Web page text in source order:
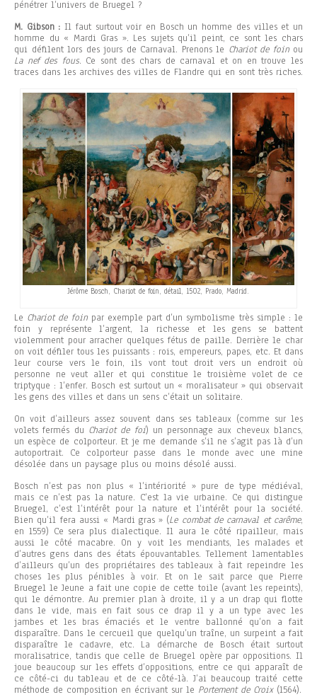
pénétrer l’univers de Bruegel ?
M. Gibson : Il faut surtout voir en Bosch un homme des villes et un
homme du « Mardi Gras ». Les sujets qu’il peint, ce sont les chars
qui défilent lors des jours de Carnaval. Prenons le Chariot de foinou
La nef des fous. Ce sont des chars de carnaval et on en trouve les
traces dans les archives des villes de Flandre qui en sont très riches.
Jérôme Bosch, Chariot de foin, détail, 1502, Prado, Madrid.
Le Chariot de foinpar exemple part d’un symbolisme très simple : le
foin y représente l’argent, la richesse et les gens se battent
violemment pour arracher quelques fétus de paille. Derrière le char
on voit défiler tous les puissants : rois, empereurs, papes, etc. Et dans
leur course vers le foin, ils vont tout droit vers un endroit où
personne ne veut aller et qui constitue le troisième volet de ce
triptyque : l’enfer. Bosch est surtout un « moralisateur » qui observait
les gens des villes et dans un sens c’était un solitaire.
On voit d’ailleurs assez souvent dans ses tableaux (comme sur les
volets fermés du Chariot de foi) un personnage aux cheveux blancs,
un espèce de colporteur. Et je me demande s’il ne s’agit pas là d’un
autoportrait. Ce colporteur passe dans le monde avec une mine
désolée dans un paysage plus ou moins désolé aussi.
Bosch n’est pas non plus « l’intériorité » pure de type médiéval,
mais ce n’est pas la nature. C’est la vie urbaine. Ce qui distingue
Bruegel, c’est l’intérêt pour la nature et l’intérêt pour la société.
Bien qu’il fera aussi « Mardi gras » (Le combat de carnaval et carême,
en 1559) Ce sera plus dialectique. Il aura le côté ripailleur, mais
aussi le côté macabre. On y voit les mendiants, les malades et
d’autres gens dans des états épouvantables. Tellement lamentables
d’ailleurs qu’un des propriétaires des tableaux à fait repeindre les
choses les plus pénibles à voir. Et on le sait parce que Pierre
Bruegel le Jeune a fait une copie de cette toile (avant les repeints),
qui le démontre. Au premier plan à droite, il y a un drap qui flotte
dans le vide, mais en fait sous ce drap il y a un type avec les
jambes et les bras émaciés et le ventre ballonné qu’on a fait
disparaître. Dans le cercueil que quelqu’un traîne, un surpeint a fait
disparaître le cadavre, etc. La démarche de Bosch était surtout
moralisatrice, tandis que celle de Bruegel opère par oppositions. Il
joue beaucoup sur les effets d’oppositions, entre ce qui apparaît de
ce côté-ci du tableau et de ce côté-là. J’ai beaucoup traité cette
méthode de composition en écrivant sur le Portement de Croix(1564).